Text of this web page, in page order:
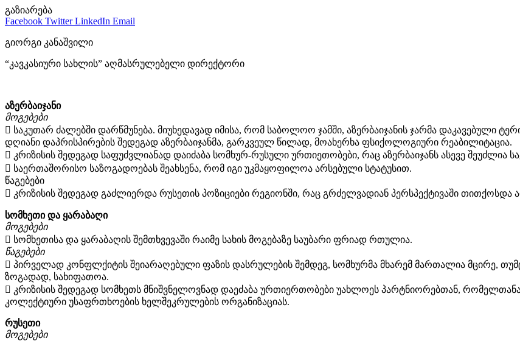
გაზიარება
Facebook Twitter LinkedIn Email
გიორგი კანაშვილი
“კავკასიური სახლის” აღმასრულებელი დირექტორი
აზერბაიჯანი
მოგებები
 საკუთარ ძალებში დარწმუნება. მიუხედავად იმისა, რომ საბოლოო ჯამში, აზერბაიჯანის ჯარმა დაკავებული
დღიანი დაპრისპირების შედეგად აზერბაიჯანმა, გარკვეულ წილად, მოახერხა ფსიქოლოგიური რეაბილიტაცია.
 კრიზისის შედეგად საფუძვლიანად დაიძაბა სომხურ-რუსული ურთიეთობები, რაც აზერბაიჯანს ასევე შეუძლია
 საერთაშორისო საზოგადოებას შეახსენა, რომ იგი უკმაყოფილოა არსებული სტატუსით.
წაგებები
 კრიზისის შედეგად გაძლიერდა რუსეთის პოზიციები რეგიონში, რაც გრძელვადიან პერსპექტივაში თითქოსდა
სომხეთი და ყარაბაღი
მოგებები
 სომხეთისა და ყარაბაღის შემთხვევაში რაიმე სახის მოგებაზე საუბარი ფრიად რთულია.
წაგებები
 პირველად კონფლქიტის შეიარაღებული ფაზის დასრულების შემდეგ, სომხურმა მხარემ მართალია მცირე,
ზოგადად, სახიფათოა.
 კრიზისის შედეგად სომხეთს მნიშვნელოვნად დაეძაბა ურთიერთობები უახლოეს პარტნიორებთან,
კოლექტიური უსაფრთხოების ხელშეკრულების ორგანიზაციას.
რუსეთი
მოგებები